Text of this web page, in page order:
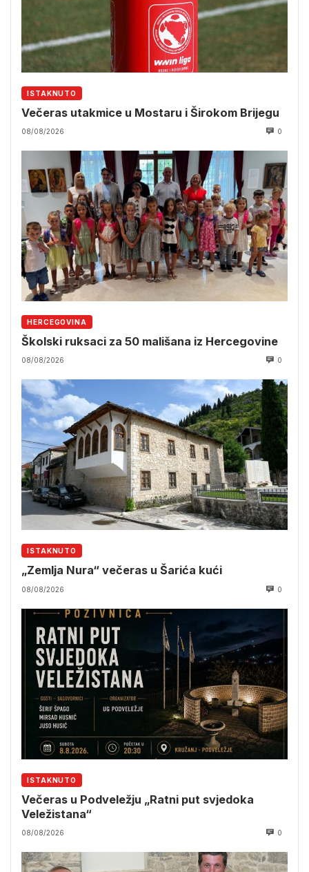
ISTAKNUTO
Večeras utakmice u Mostaru i Širokom Brijegu
08/08/2026 0
HERCEGOVINA
Školski ruksaci za 50 mališana iz Hercegovine
08/08/2026 0
ISTAKNUTO
„Zemlja Nura“ večeras u Šarića kući
08/08/2026 0
ISTAKNUTO
Večeras u Podveležju „Ratni put svjedoka
Veležistana“
08/08/2026 0